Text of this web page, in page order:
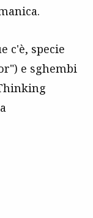
c'è, specie
e sghembi